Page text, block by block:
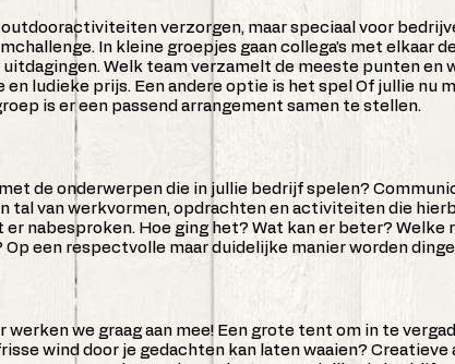
verzorgen, maar speciaal voor
In kleine groepjes gaan collega’s met elkaar
Welk team verzamelt de meeste punten en
en ludieke prijs. Een andere optie is het spel Of jullie nu
is er een passend arrangement samen te stellen.
de onderwerpen die in jullie bedrijf spelen?
tal van werkvormen, opdrachten en activiteiten die
nabesproken. Hoe ging het? Wat kan er beter? Welke
Op een respectvolle maar duidelijke manier worden
werken we graag aan mee! Een grote tent om in te
wind door je gedachten kan laten waaien?